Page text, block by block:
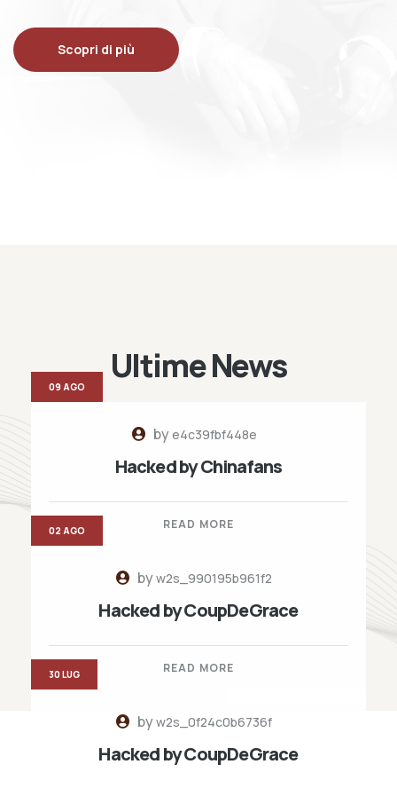
Scopri di più
Ultime News
bye4c39fbf448e
Hacked by Chinafans
READ MORE
09 AGO
byw2s_990195b961f2
Hacked by CoupDeGrace
READ MORE
02 AGO
byw2s_0f24c0b6736f
Hacked by CoupDeGrace
30 LUG